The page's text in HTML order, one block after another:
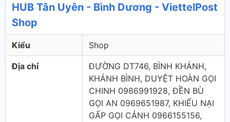
HUB Tân Uyên - Bình Dương - ViettelPost
Shop
Kiểu Shop
Địa chỉ
ĐƯỜNG DT746, BÌNH KHÁNH,
KHÁNH BÌNH, DUYỆT HOÀN GỌI
CHINH 0986991928, ĐỀN BÙ
GỌI AN 0969651987, KHIẾU NẠI
GẤP GỌI CẢNH 0966155156,